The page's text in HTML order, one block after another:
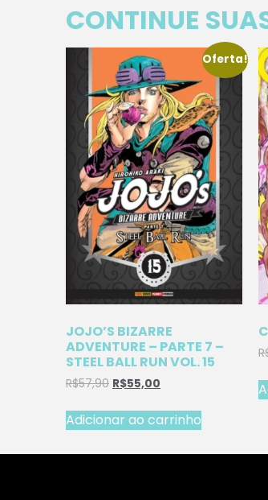
CONTINUE
Oferta!
JOJO’S BIZARRE
ADVENTURE – PARTE 7 –
STEEL BALL RUN VOL. 15
R$57,90 R$55,00
Adicionar ao carrinho